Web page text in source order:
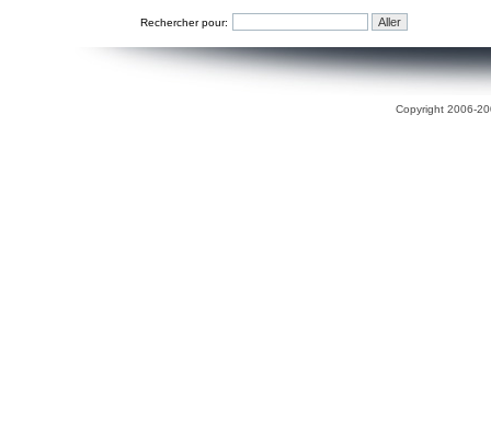
Rechercher pour:
Copyright 2006-